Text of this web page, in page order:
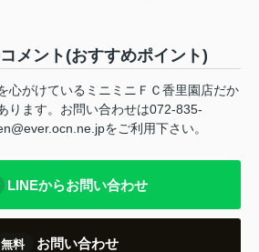
メント(おすすめポイント)
心がけているミニミニＦＣ香里園店だか
ります。お問い合わせは072-835-
をご利用下さい。
LINEからお問い合わせ
無料 お問い合わせ